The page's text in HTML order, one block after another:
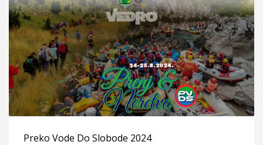
Preko Vode Do Slobode 2024